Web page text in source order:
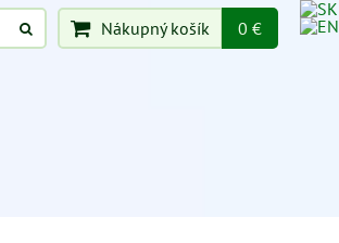
Nákupný košík 0 €